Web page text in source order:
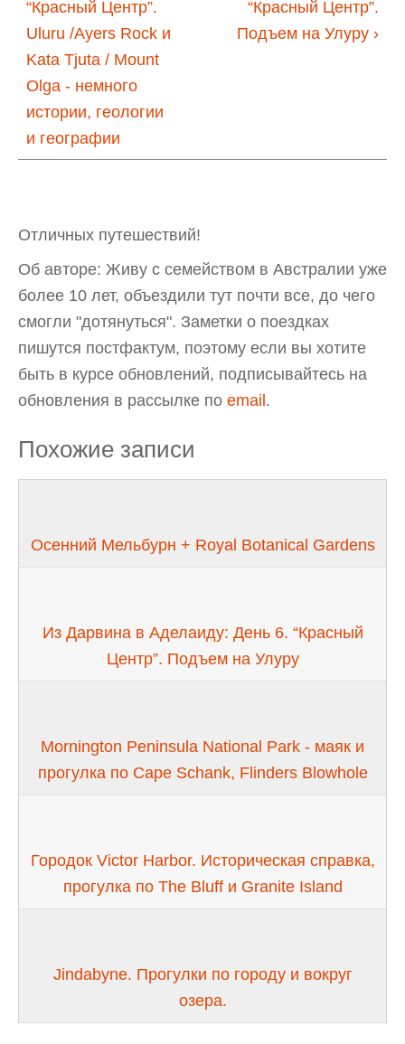
“Красный Центр”.
Uluru /Ayers Rock и
Kata Tjuta / Mount
Olga - немного
истории, геологии
и географии
“Красный Центр”.
Подъем на Улуру ›
Отличных путешествий!
Об авторе: Живу с семейством в Австралии уже
более 10 лет, объездили тут почти все, до чего
смогли "дотянуться". Заметки о поездках
пишутся постфактум, поэтому если вы хотите
быть в курсе обновлений, подписывайтесь на
обновления в рассылке по email .
Похожие записи
Осенний Мельбурн + Royal Botanical Gardens
Из Дарвина в Аделаиду: День 6. “Красный
Центр”. Подъем на Улуру
Mornington Peninsula National Park - маяк и
прогулка по Cape Schank, Flinders Blowhole
Городок Victor Harbor. Историческая справка,
прогулка по The Bluff и Granite Island
Jindabyne. Прогулки по городу и вокруг
озера.